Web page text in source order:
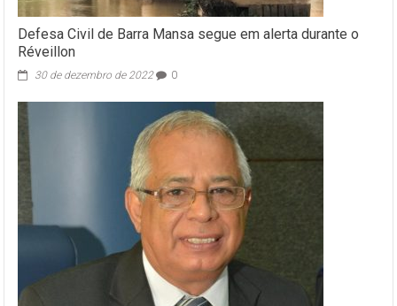
Defesa Civil de Barra Mansa segue em alerta durante o
Réveillon
30 de dezembro de 2022 0